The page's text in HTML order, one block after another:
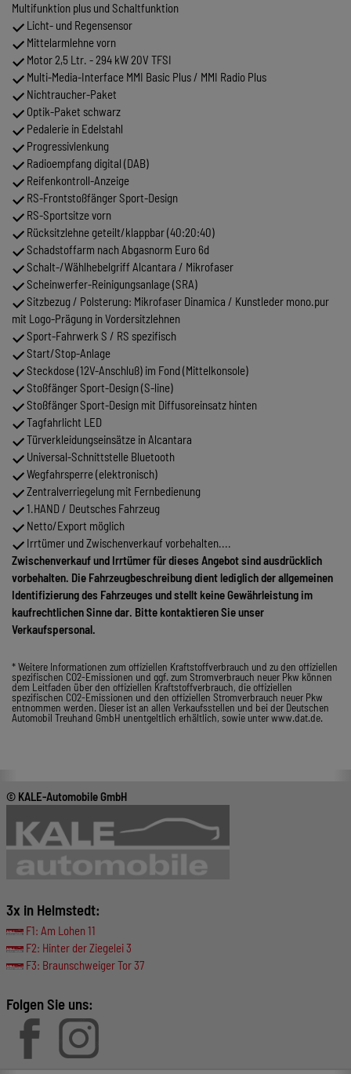
Multifunktion plus und Schaltfunktion
Licht- und Regensensor
Mittelarmlehne vorn
Motor 2,5 Ltr. - 294 kW 20V TFSI
Multi-Media-Interface MMI Basic Plus / MMI Radio Plus
Nichtraucher-Paket
Optik-Paket schwarz
Pedalerie in Edelstahl
Progressivlenkung
Radioempfang digital (DAB)
Reifenkontroll-Anzeige
RS-Frontstoßfänger Sport-Design
RS-Sportsitze vorn
Rücksitzlehne geteilt/klappbar (40:20:40)
Schadstoffarm nach Abgasnorm Euro 6d
Schalt-/Wählhebelgriff Alcantara / Mikrofaser
Scheinwerfer-Reinigungsanlage (SRA)
Sitzbezug / Polsterung: Mikrofaser Dinamica / Kunstleder mono.pur
mit Logo-Prägung in Vordersitzlehnen
Sport-Fahrwerk S / RS spezifisch
Start/Stop-Anlage
Steckdose (12V-Anschluß) im Fond (Mittelkonsole)
Stoßfänger Sport-Design (S-line)
Stoßfänger Sport-Design mit Diffusoreinsatz hinten
Tagfahrlicht LED
Türverkleidungseinsätze in Alcantara
Universal-Schnittstelle Bluetooth
Wegfahrsperre (elektronisch)
Zentralverriegelung mit Fernbedienung
1.HAND / Deutsches Fahrzeug
Netto/Export möglich
Irrtümer und Zwischenverkauf vorbehalten....
Zwischenverkauf und Irrtümer für dieses Angebot sind ausdrücklich
vorbehalten. Die Fahrzeugbeschreibung dient lediglich der allgemeinen
Identifizierung des Fahrzeuges und stellt keine Gewährleistung im
kaufrechtlichen Sinne dar. Bitte kontaktieren Sie unser
Verkaufspersonal.
* Weitere Informationen zum offiziellen Kraftstoffverbrauch und zu den offiziellen
spezifischen CO2-Emissionen und ggf. zum Stromverbrauch neuer Pkw können
dem Leitfaden über den offiziellen Kraftstoffverbrauch, die offiziellen
spezifischen CO2-Emissionen und den offiziellen Stromverbrauch neuer Pkw
entnommen werden. Dieser ist an allen Verkaufsstellen und bei der Deutschen
Automobil Treuhand GmbH unentgeltlich erhältlich, sowie unter www.dat.de.
© KALE-Automobile GmbH
3x in Helmstedt:
F1: Am Lohen 11
F2: Hinter der Ziegelei 3
F3: Braunschweiger Tor 37
Folgen Sie uns: